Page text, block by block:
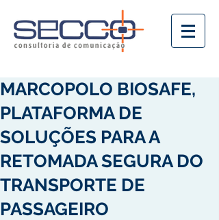
MARCOPOLO BIOSAFE,
PLATAFORMA DE
SOLUÇÕES PARA A
RETOMADA SEGURA DO
TRANSPORTE DE
PASSAGEIRO